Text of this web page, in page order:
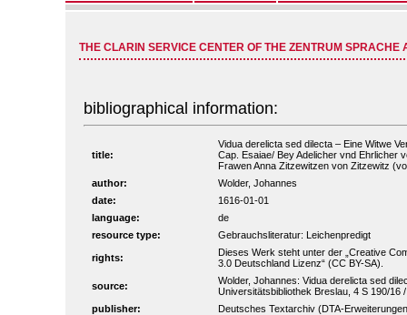
THE CLARIN SERVICE CENTER OF THE ZENTRUM SPRACHE
bibliographical information:
title:
Vidua derelicta sed dilecta – Eine Witwe
Cap. Esaiae/ Bey Adelicher vnd Ehrlicher
Frawen Anna Zitzewitzen von Zitzewitz
author:
Wolder, Johannes
date:
1616-01-01
language:
de
resource type:
Gebrauchsliteratur: Leichenpredigt
rights:
Dieses Werk steht unter der „Creative
3.0 Deutschland Lizenz“ (CC BY-SA).
source:
Wolder, Johannes: Vidua derelicta sed
Universitätsbibliothek Breslau, 4 S 190/16
publisher:
Deutsches Textarchiv (DTA-